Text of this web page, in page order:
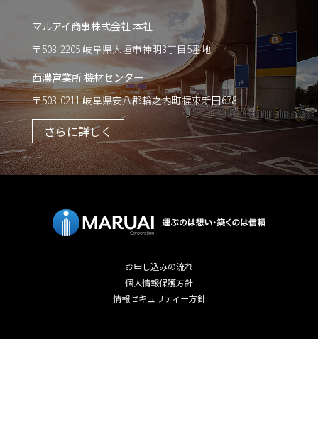
マルアイ商事株式会社 本社
〒503-2205 岐阜県大垣市神明3丁目5番地
西濃営業所 機材センター
〒503-0211 岐阜県安八郡輪之内町福束新田678
さらに詳しく
お申し込みの流れ
個人情報保護方針
情報セキュリティー方針